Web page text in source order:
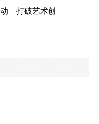
动 打破艺术创